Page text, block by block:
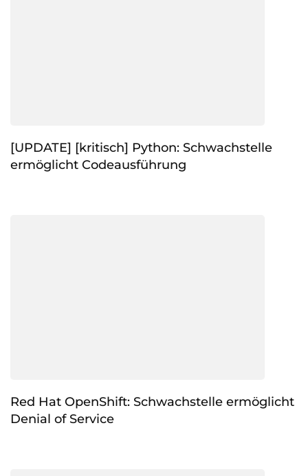
[UPDATE] [kritisch] Python: Schwachstelle
ermöglicht Codeausführung
Red Hat OpenShift: Schwachstelle ermöglicht
Denial of Service